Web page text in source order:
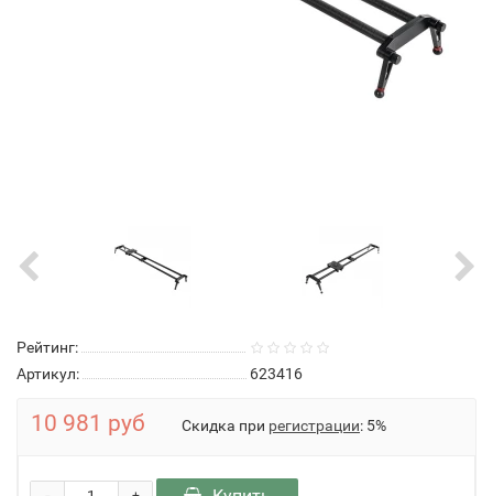
Рейтинг:
Артикул:
623416
10 981 руб Скидка при регистрации: 5%